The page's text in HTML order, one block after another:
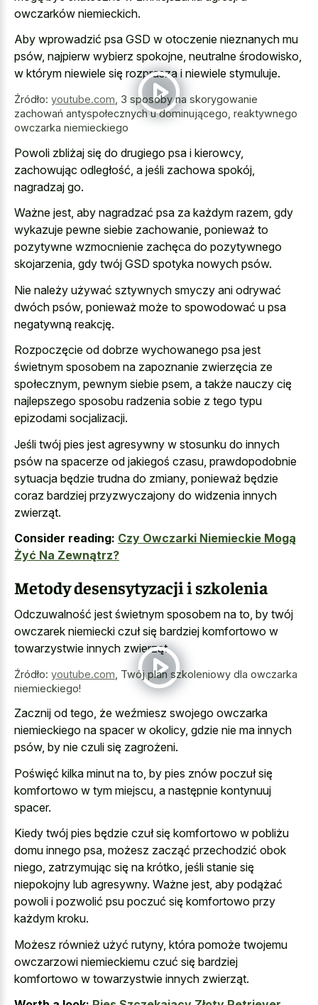
owczarków niemieckich.
Aby wprowadzić psa GSD w otoczenie nieznanych mu
psów, najpierw wybierz spokojne, neutralne środowisko,
w którym niewiele się rozprasza i niewiele stymuluje.
Źródło: youtube.com 3 sposoby na skorygowanie
zachowań antyspołecznych u dominującego, reaktywnego
owczarka niemieckiego
Powoli zbliżaj się do drugiego psa i kierowcy,
zachowując odległość, a jeśli zachowa spokój,
nagradzaj go.
Ważne jest, aby nagradzać psa za każdym razem, gdy
wykazuje pewne siebie zachowanie, ponieważ to
pozytywne wzmocnienie zachęca do pozytywnego
skojarzenia, gdy twój GSD spotyka nowych psów.
Nie należy używać sztywnych smyczy ani odrywać
dwóch psów, ponieważ może to spowodować u psa
negatywną reakcję.
Rozpoczęcie od dobrze wychowanego psa jest
świetnym sposobem na zapoznanie zwierzęcia ze
społecznym, pewnym siebie psem, a także nauczy cię
najlepszego sposobu radzenia sobie z tego typu
epizodami socjalizacji.
Jeśli twój pies jest agresywny w stosunku do innych
psów na spacerze od jakiegoś czasu, prawdopodobnie
sytuacja będzie trudna do zmiany, ponieważ będzie
coraz bardziej przyzwyczajony do widzenia innych
zwierząt.
Consider reading: Czy Owczarki Niemieckie Mogą
Żyć Na Zewnątrz?
Metody desensytyzacji i szkolenia
Odczuwalność jest świetnym sposobem na to, by twój
owczarek niemiecki czuł się bardziej komfortowo w
towarzystwie innych zwierząt.
Źródło: youtube.com Twój plan szkoleniowy dla owczarka
niemieckiego!
Zacznij od tego, że weźmiesz swojego owczarka
niemieckiego na spacer w okolicy, gdzie nie ma innych
psów, by nie czuli się zagrożeni.
Poświęć kilka minut na to, by pies znów poczuł się
komfortowo w tym miejscu, a następnie kontynuuj
spacer.
Kiedy twój pies będzie czuł się komfortowo w pobliżu
domu innego psa, możesz zacząć przechodzić obok
niego, zatrzymując się na krótko, jeśli stanie się
niepokojny lub agresywny. Ważne jest, aby podążać
powoli i pozwolić psu poczuć się komfortowo przy
każdym kroku.
Możesz również użyć rutyny, która pomoże twojemu
owczarzowi niemieckiemu czuć się bardziej
komfortowo w towarzystwie innych zwierząt.